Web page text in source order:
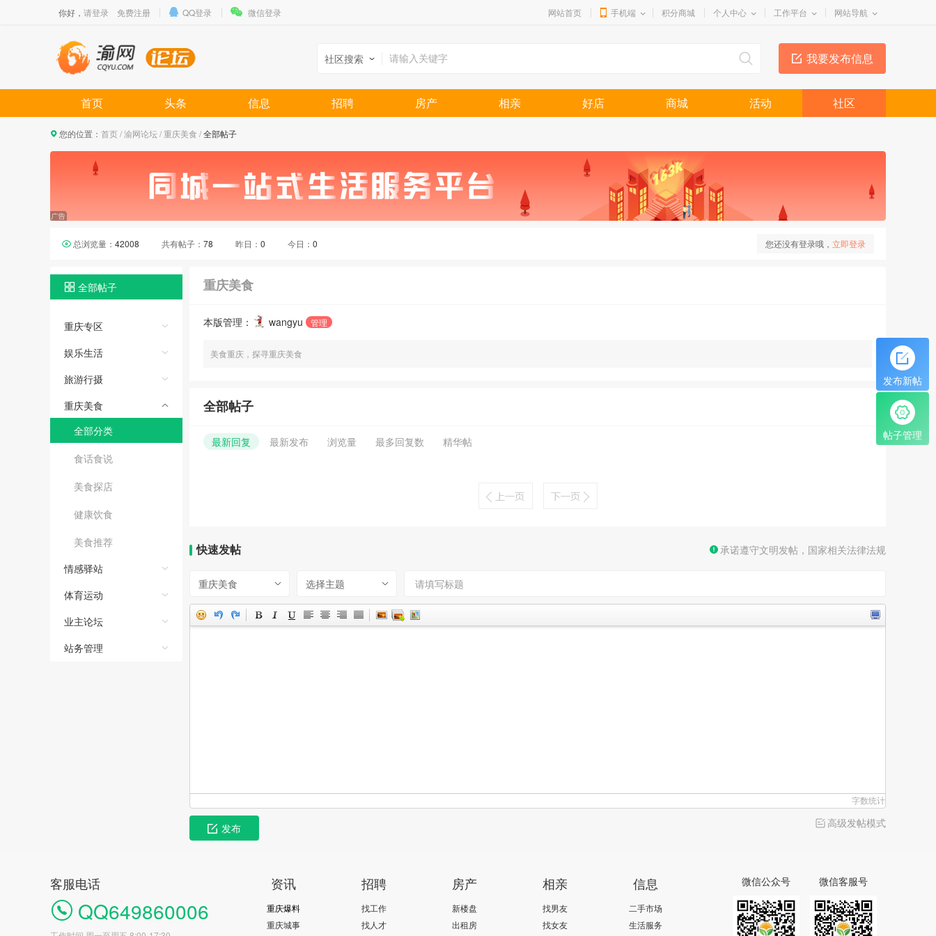
你好， 请登录 免费注册 QQ登录 微信登录 网站首页 手机端 积分商城 个人中心 工作平台 网站导航
我要发布信息
社区搜索
首页 头条 信息 招聘 房产 相亲 好店 商城 活动 社区
您的位置： 首页/渝网论坛/重庆美食 /全部帖子
您还没有登录哦， 立即登录
总浏览量： 42008 共有帖子： 78 昨日： 0 今日： 0
全部帖子
重庆专区
娱乐生活
旅游行摄
重庆美食
全部分类
食话食说
美食探店
健康饮食
美食推荐
情感驿站
体育运动
业主论坛
站务管理
重庆美食
本版管理： wangyu 管理
美食重庆，探寻重庆美食
全部帖子
最新回复 最新发布 浏览量 最多回复数 精华帖
承诺遵守文明发帖，国家相关法律法规
快速发帖
重庆美食 选择主题
字数统计
高级发帖模式
发布
客服电话
QQ649860006
资讯
重庆爆料
重庆城事
招聘
找工作
找人才
房产
新楼盘
出租房
相亲
找男友
找女友
信息
二手市场
生活服务
微信公众号 微信客服号
发布新帖
帖子管理